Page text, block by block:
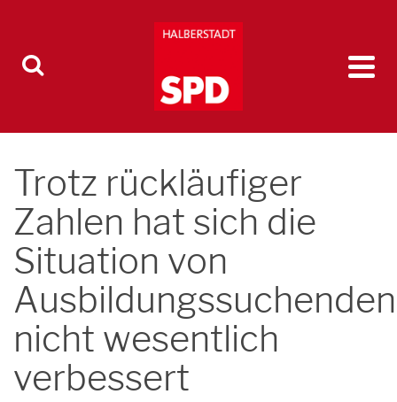
Trotz rückläufiger
Zahlen hat sich die
Situation von
Ausbildungssuchenden
nicht wesentlich
verbessert